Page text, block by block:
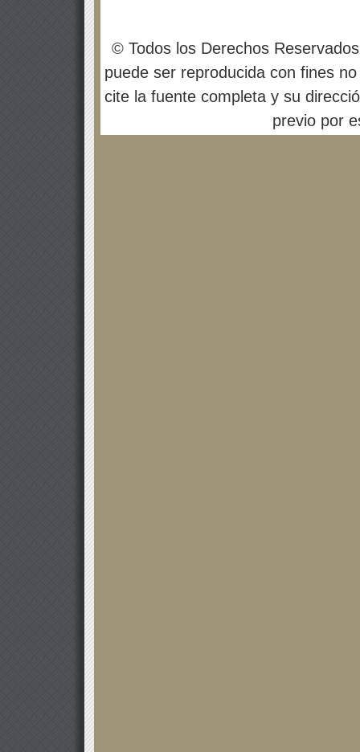
© Todos los Derechos
puede ser reproducida con fines
cite la fuente completa y su
previo por